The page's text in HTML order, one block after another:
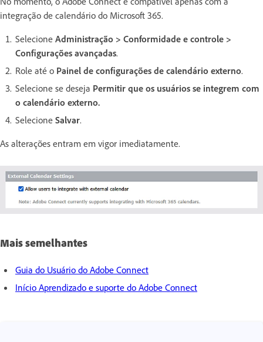
integração de calendário do Microsoft 365.
Selecione Administração > Conformidade e controle >
Configurações avançadas.
Role até o Painel de configurações de calendário externo.
Selecione se deseja Permitir que os usuários se integrem com
o calendário externo.
Selecione Salvar.
As alterações entram em vigor imediatamente.
Mais semelhantes
Guia do Usuário do Adobe Connect
Início Aprendizado e suporte do Adobe Connect